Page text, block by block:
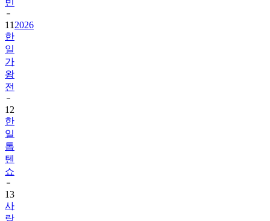
11 2026
한
일
가
왕
전
12
한
일
톱
텐
쇼
13
사
랑